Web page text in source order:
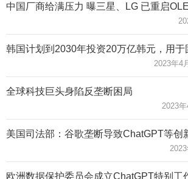
中国厂商给满压力 曝三星、LG 已重启
韩国计划到2030年投资20万亿韩元，用于
2023年4
全球科技巨头身陷反垄断困局
2023
美国司法部：谷歌垄断导致ChatGPT等创
欧洲数据保护委员会成立ChatGPT特别工